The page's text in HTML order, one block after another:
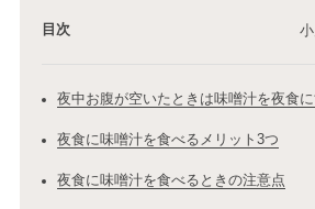
目次
夜中お腹が空いたときは味噌汁を夜食
夜食に味噌汁を食べるメリット3つ
夜食に味噌汁を食べるときの注意点